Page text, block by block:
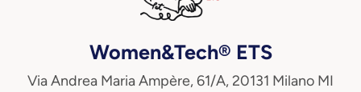
Women&Tech® ETS
Via Andrea Maria Ampère, 61/A, 20131 Milano MI